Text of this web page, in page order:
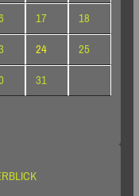
17
18
24
25
31